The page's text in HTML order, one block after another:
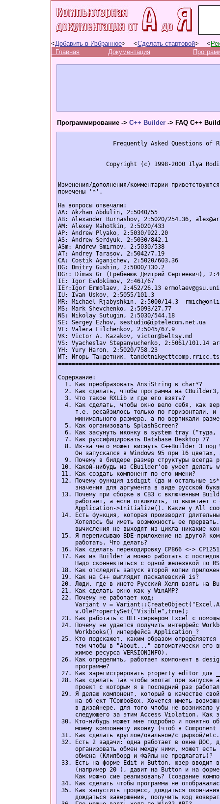
<Добавить в Избранное> <Сделать стартовой> <
Главная
Документация
Программирование -> C++ Builder -> FAQ C++